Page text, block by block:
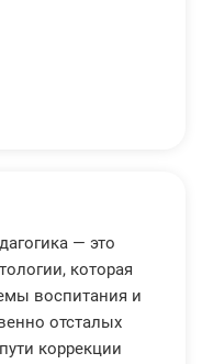
— это
которая
воспитания и
отсталых
коррекции